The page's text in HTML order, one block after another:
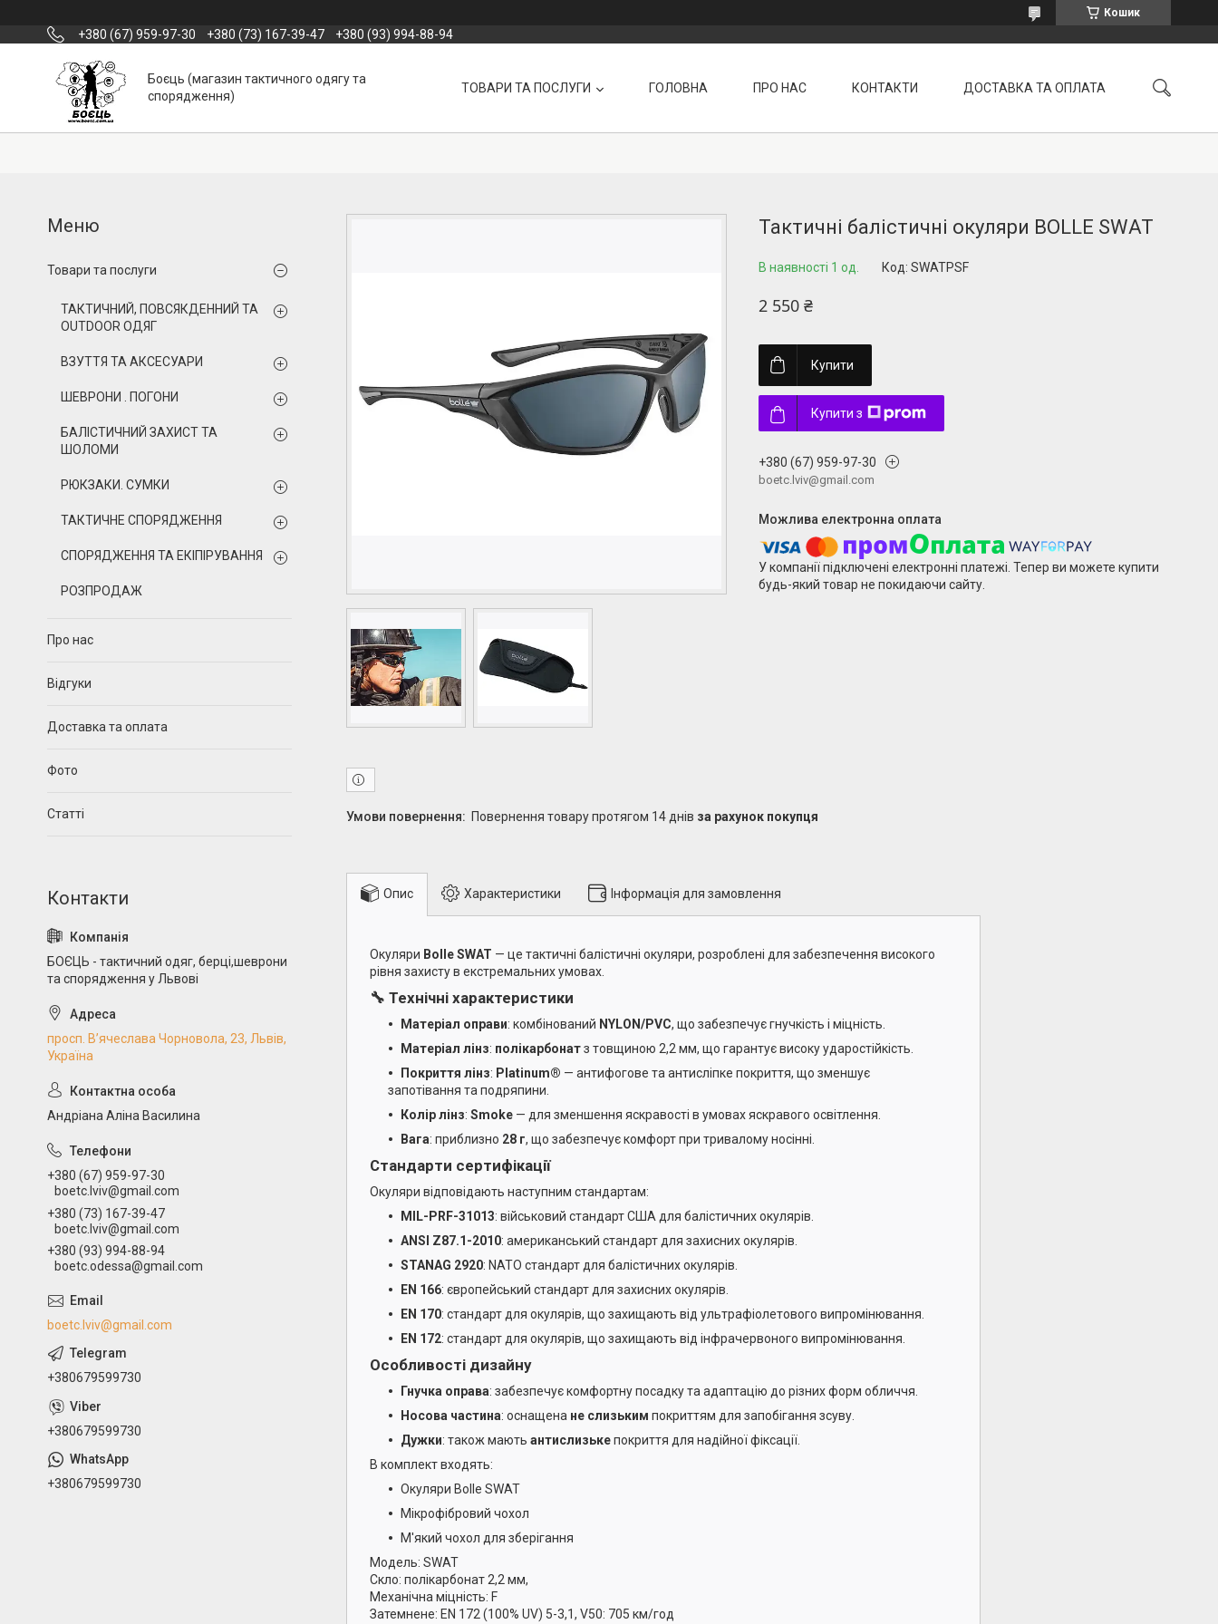
Кошик
+380 (67) 959-97-30 +380 (73) 167-39-47 +380 (93) 994-88-94
Боєць (магазин тактичного одягу та
спорядження)
ТОВАРИ ТА ПОСЛУГИ ГОЛОВНА ПРО НАС КОНТАКТИ ДОСТАВКА ТА ОПЛАТА
Тактичні балістичні окуляри BOLLE SWAT
В наявності 1 од. Код: SWATPSF
2 550 ₴
Купити
Купити з
+380 (67) 959-97-30
boetc.lviv@gmail.com
У компанії підключені електронні платежі. Тепер ви можете купити
будь-який товар не покидаючи сайту.
повернення товару протягом 14 днів за рахунок покупця
Опис Характеристики Інформація для замовлення
Окуляри Bolle SWAT — це тактичні балістичні окуляри, розроблені для забезпечення високого
рівня захисту в екстремальних умовах.
🔧 Технічні характеристики
Матеріал оправи: комбінований NYLON/PVC, що забезпечує гнучкість і міцність.
Матеріал лінз: полікарбонатз товщиною 2,2 мм, що гарантує високу ударостійкість.
Покриття лінз: Platinum® — антифогове та антисліпке покриття, що зменшує
запотівання та подряпини.
Колір лінз: Smoke — для зменшення яскравості в умовах яскравого освітлення.
Вага: приблизно 28 г, що забезпечує комфорт при тривалому носінні.
Стандарти сертифікації
Окуляри відповідають наступним стандартам:
MIL-PRF-31013: військовий стандарт США для балістичних окулярів.
ANSI Z87.1-2010: американський стандарт для захисних окулярів.
STANAG 2920: NATO стандарт для балістичних окулярів.
EN 166: європейський стандарт для захисних окулярів.
EN 170: стандарт для окулярів, що захищають від ультрафіолетового випромінювання.
EN 172: стандарт для окулярів, що захищають від інфрачервоного випромінювання.
Особливості дизайну
Гнучка оправа: забезпечує комфортну посадку та адаптацію до різних форм обличчя.
Носова частина: оснащена не слизьким покриттям для запобігання зсуву.
Дужки: також мають антислизькепокриття для надійної фіксації.
В комплект входять:
Окуляри Bolle SWAT
Мікрофібровий чохол
М'який чохол для зберігання
Модель: SWAT
Скло: полікарбонат 2,2 мм,
Механічна міцність: F
Затемнене: EN 172 (100% UV) 5-3,1, V50: 705 км/год
Товари та послуги
ТАКТИЧНИЙ, ПОВСЯКДЕННИЙ ТА
OUTDOOR ОДЯГ
ВЗУТТЯ ТА АКСЕСУАРИ
ШЕВРОНИ . ПОГОНИ
БАЛІСТИЧНИЙ ЗАХИСТ ТА
ШОЛОМИ
РЮКЗАКИ. СУМКИ
ТАКТИЧНЕ СПОРЯДЖЕННЯ
СПОРЯДЖЕННЯ ТА ЕКІПІРУВАННЯ
РОЗПРОДАЖ
Про нас
Відгуки
Доставка та оплата
Фото
Статті
БОЄЦЬ - тактичний одяг, берці,шеврони
та спорядження у Львові
просп. В’ячеслава Чорновола, 23, Львів,
Україна
Андріана Аліна Василина
+380 (67) 959-97-30
boetc.lviv@gmail.com
+380 (73) 167-39-47
boetc.lviv@gmail.com
+380 (93) 994-88-94
boetc.odessa@gmail.com
boetc.lviv@gmail.com
+380679599730
+380679599730
+380679599730